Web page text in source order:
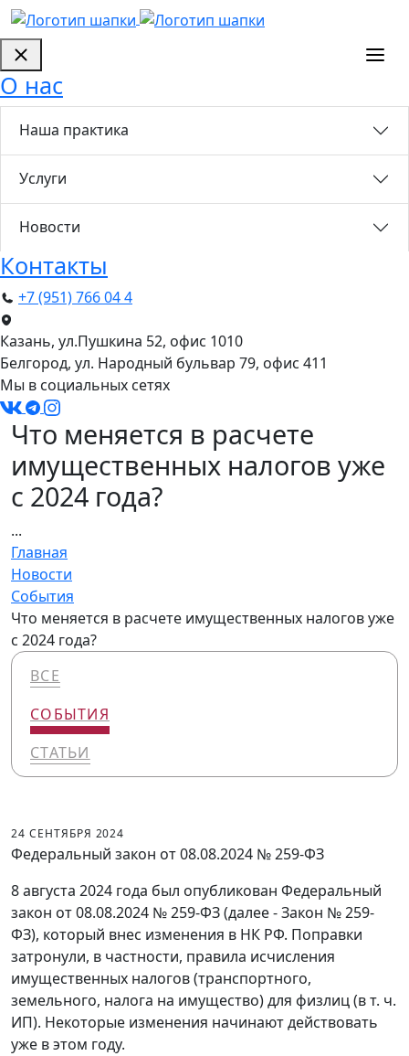
О нас
Наша практика
Услуги
Новости
Контакты
+7 (951) 766 04 4
Казань, ул.Пушкина 52, офис 1010
Белгород, ул. Народный бульвар 79, офис 411
Мы в социальных сетях
Что меняется в расчете
имущественных налогов уже
с 2024 года?
...
Главная
Новости
События
Что меняется в расчете имущественных налогов уже
с 2024 года?
ВСЕ
СОБЫТИЯ
СТАТЬИ
24 СЕНТЯБРЯ 2024
Федеральный закон от 08.08.2024 № 259-ФЗ
8 августа 2024 года был опубликован Федеральный
закон от 08.08.2024 № 259-ФЗ (далее - Закон № 259-
ФЗ), который внес изменения в НК РФ. Поправки
затронули, в частности, правила исчисления
имущественных налогов (транспортного,
земельного, налога на имущество) для физлиц (в т. ч.
ИП). Некоторые изменения начинают действовать
уже в этом году.